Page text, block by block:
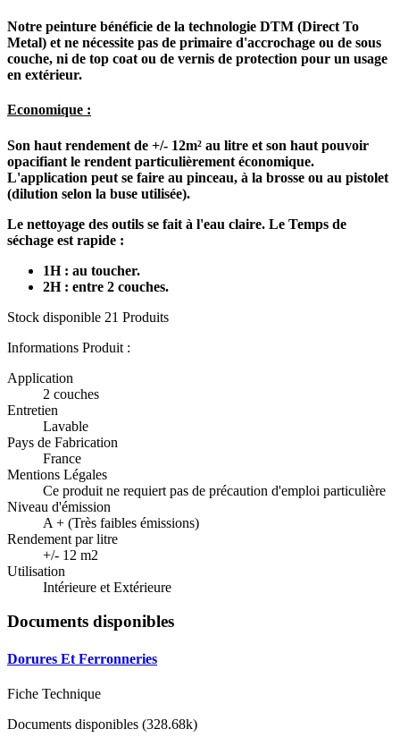
Notre peinture bénéficie de la technologie DTM (Direct To
Metal) et ne nécessite pas de primaire d'accrochage ou de sous
couche, ni de top coat ou de vernis de protection pour un usage
en extérieur.
Economique :
Son haut rendement de +/- 12m² au litre et son haut pouvoir
opacifiant le rendent particulièrement économique.
L'application peut se faire au pinceau, à la brosse ou au pistolet
(dilution selon la buse utilisée).
Le nettoyage des outils se fait à l'eau claire. Le Temps de
séchage est rapide :
1H : au toucher.
2H : entre 2 couches.
Stock disponible 21 Produits
Informations Produit :
Application
2 couches
Entretien
Lavable
Pays de Fabrication
France
Mentions Légales
Ce produit ne requiert pas de précaution d'emploi particulière
Niveau d'émission
A + (Très faibles émissions)
Rendement par litre
+/- 12 m2
Utilisation
Intérieure et Extérieure
Documents disponibles
Dorures Et Ferronneries
Fiche Technique
Documents disponibles (328.68k)